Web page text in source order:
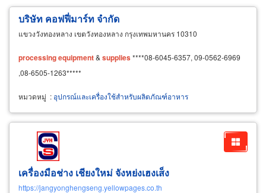
บริษัท คอฟฟี่มาร์ท จำกัด
แขวงวังทองหลาง เขตวังทองหลาง กรุงเทพมหานคร 10310
processingequipment& supplies****08-6045-6357, 09-0562-6969
,08-6505-1263*****
หมวดหมู่ : อุปกรณ์และเครื่องใช้สำหรับผลิตภัณฑ์อาหาร
เครื่องมือช่าง เชียงใหม่ จังหย่งเฮงเส็ง
https://jangyonghengseng.yellowpages.co.th